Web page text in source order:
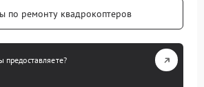
по ремонту квадрокоптеров